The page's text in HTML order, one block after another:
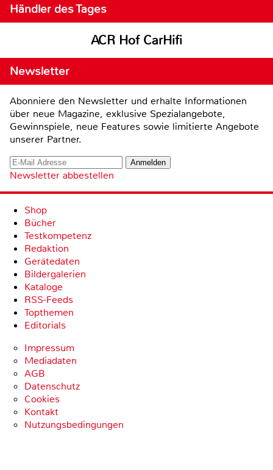
Händler des Tages
ACR Hof CarHifi
Newsletter
Abonniere den Newsletter und erhalte Informationen
über neue Magazine, exklusive Spezialangebote,
Gewinnspiele, neue Features sowie limitierte Angebote
unserer Partner.
Newsletter abbestellen
Shop
Bücher
Testkompetenz
Redaktion
Gerätedaten
Bildergalerien
Kataloge
RSS-Feeds
Topthemen
Editorials
Impressum
Mediadaten
AGB
Datenschutz
Cookies
Kontakt
Nutzungsbedingungen